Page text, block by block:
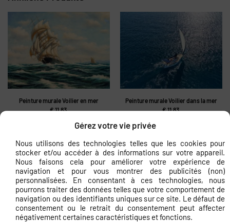
Gérez votre vie privée
Nous utilisons des technologies telles que les cookies pour
stocker et/ou accéder à des informations sur votre appareil.
Nous faisons cela pour améliorer votre expérience de
navigation et pour vous montrer des publicités (non)
personnalisées. En consentant à ces technologies, nous
pourrons traiter des données telles que votre comportement de
navigation ou des identifiants uniques sur ce site. Le défaut de
consentement ou le retrait du consentement peut affecter
négativement certaines caractéristiques et fonctions.
Peinture murale Voilier en mer
€11.83
Peinture murale Voilier dans la mer
€11.83
Papier peint Voilier en mer
Peinture murale Grand voilier